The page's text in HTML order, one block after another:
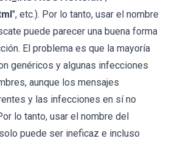
", etc.). Por lo tanto, usar el nombre
puede parecer una buena forma
El problema es que la mayoría
genéricos y algunas infecciones
aunque los mensajes
y las infecciones en sí no
lo tanto, usar el nombre del
puede ser ineficaz e incluso